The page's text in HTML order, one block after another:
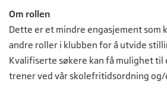
Om rollen
Dette er et mindre engasjement som
andre roller i klubben for å utvide
Kvalifiserte søkere kan få mulighet til
trener ved vår skolefritidsordning og/